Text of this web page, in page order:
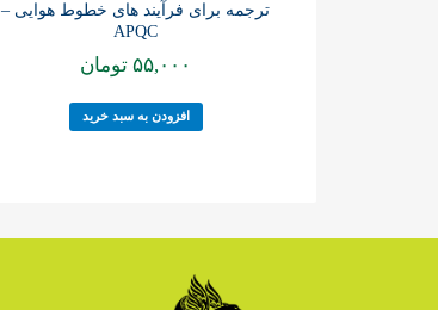
ترجمه برای فرآیند های خطوط هوایی –
APQC
۵۵,۰۰۰ تومان
افزودن به سبد خرید